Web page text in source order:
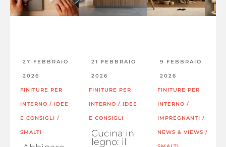
27 FEBBRAIO
2026
FINITURE PER
INTERNO / IDEE
E CONSIGLI /
SMALTI
21 FEBBRAIO
2026
FINITURE PER
INTERNO / IDEE
E CONSIGLI
Cucina in
legno: il
9 FEBBRAIO
2026
FINITURE PER
INTERNO /
IMPREGNANTI /
NEWS & VIEWS /